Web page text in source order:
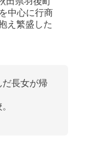
中心に行商
え繁盛した
だ長女が帰